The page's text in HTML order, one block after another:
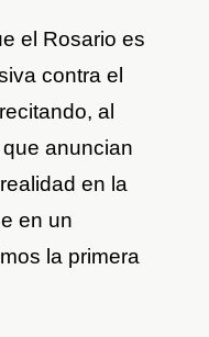
el Rosario es
contra el
al
anuncian
en la
en un
la primera